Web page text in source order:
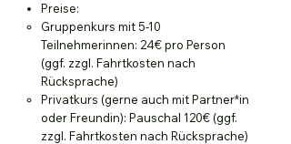
Preise:
Gruppenkurs mit 5-10
Teilnehmerinnen: 24€ pro Person
(ggf. zzgl. Fahrtkosten nach
Rücksprache)​
Privatkurs (gerne auch mit Partner*in
oder Freundin): Pauschal 120€ (ggf.
zzgl. Fahrtkosten nach Rücksprache)